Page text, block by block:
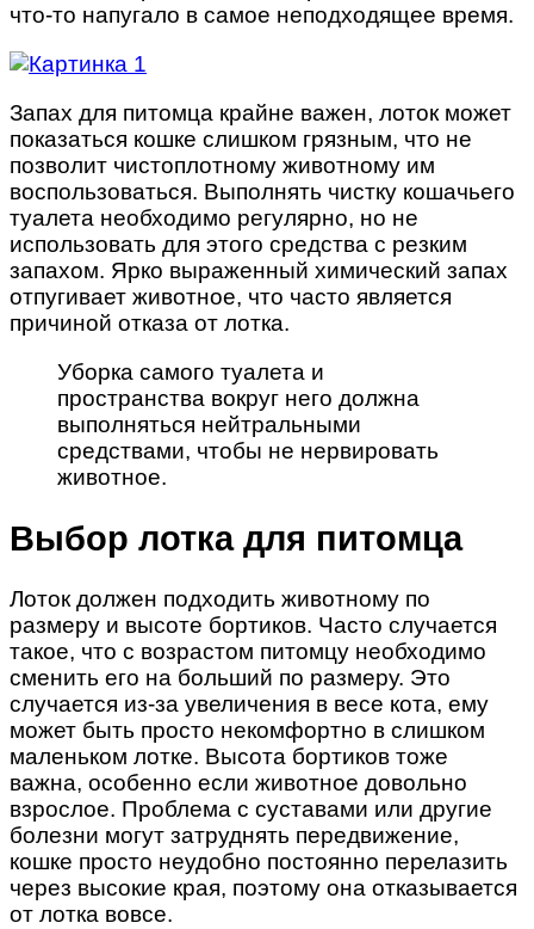
что-то напугало в самое неподходящее время.
Запах для питомца крайне важен, лоток может
показаться кошке слишком грязным, что не
позволит чистоплотному животному им
воспользоваться. Выполнять чистку кошачьего
туалета необходимо регулярно, но не
использовать для этого средства с резким
запахом. Ярко выраженный химический запах
отпугивает животное, что часто является
причиной отказа от лотка.
Уборка самого туалета и
пространства вокруг него должна
выполняться нейтральными
средствами, чтобы не нервировать
животное.
Выбор лотка для питомца
Лоток должен подходить животному по
размеру и высоте бортиков. Часто случается
такое, что с возрастом питомцу необходимо
сменить его на больший по размеру. Это
случается из-за увеличения в весе кота, ему
может быть просто некомфортно в слишком
маленьком лотке. Высота бортиков тоже
важна, особенно если животное довольно
взрослое. Проблема с суставами или другие
болезни могут затруднять передвижение,
кошке просто неудобно постоянно перелазить
через высокие края, поэтому она отказывается
от лотка вовсе.